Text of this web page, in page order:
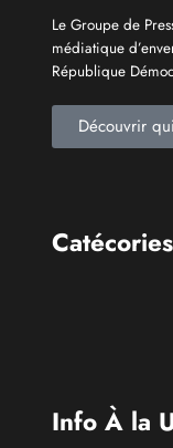
Qui
Le Groupe de
médiatique
République